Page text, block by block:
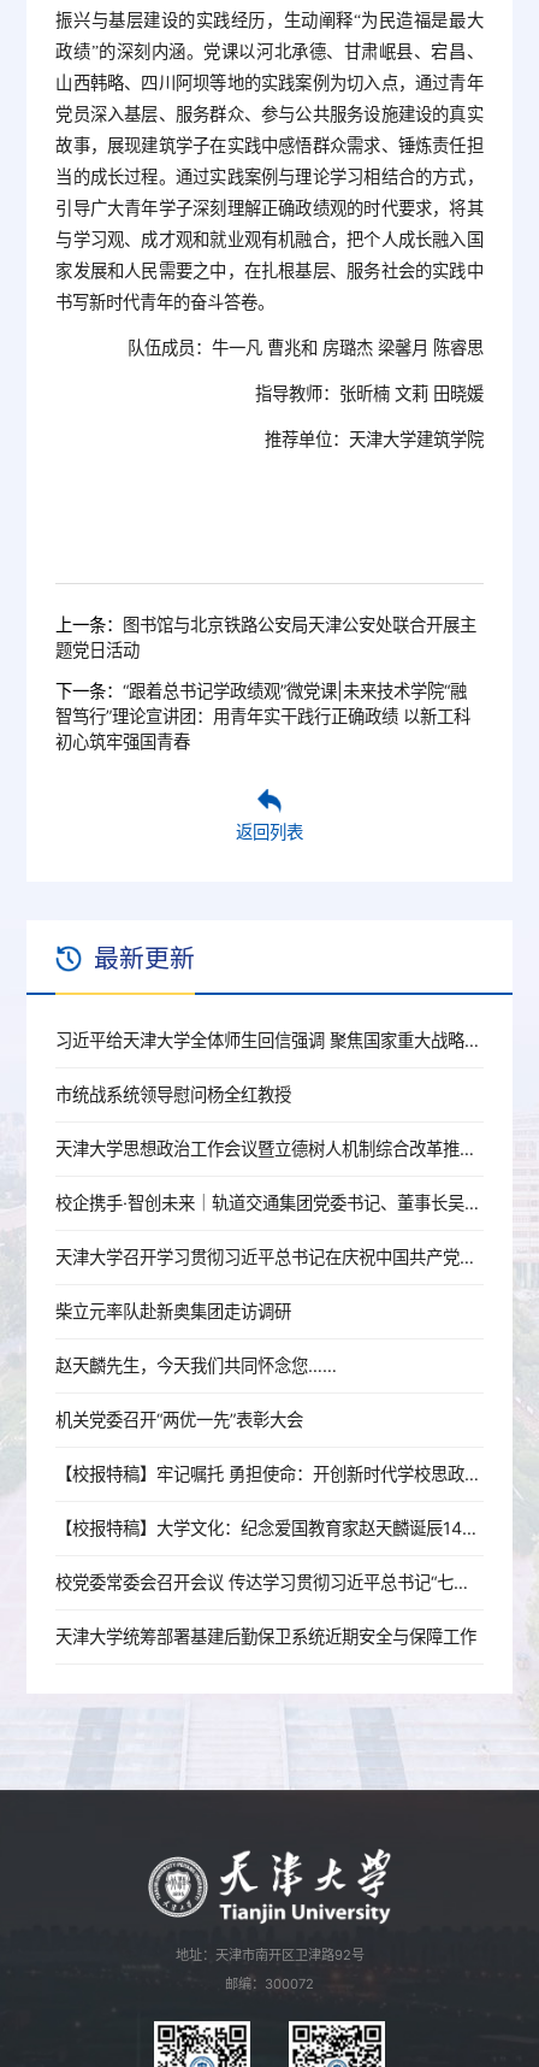
振兴与基层建设的实践经历，生动阐释“为民造福是最大
政绩”的深刻内涵。党课以河北承德、甘肃岷县、宕昌、
山西韩略、四川阿坝等地的实践案例为切入点，通过青年
党员深入基层、服务群众、参与公共服务设施建设的真实
故事，展现建筑学子在实践中感悟群众需求、锤炼责任担
当的成长过程。通过实践案例与理论学习相结合的方式，
引导广大青年学子深刻理解正确政绩观的时代要求，将其
与学习观、成才观和就业观有机融合，把个人成长融入国
家发展和人民需要之中，在扎根基层、服务社会的实践中
书写新时代青年的奋斗答卷。
队伍成员： 牛一凡 曹兆和 房璐杰 梁馨月 陈睿思
指导教师： 张昕楠 文莉 田晓媛
推荐单位： 天津大学建筑学院
上一条： 图书馆与北京铁路公安局天津公安处联合开展主
题党日活动
下一条：“跟着总书记学政绩观”微党课|未来技术学院“融
智笃行”理论宣讲团：用青年实干践行正确政绩 以新工科
初心筑牢强国青春
返回列表
最新更新
习近平给天津大学全体师生回信强调 聚焦国家重大战略需求提高人才培养质量 更好服务经济社会发展
市统战系统领导慰问杨全红教授
天津大学思想政治工作会议暨立德树人机制综合改革推进会召开
校企携手·智创未来｜轨道交通集团党委书记、董事长吴秉军赴天津大学机械工程学院调研交流
天津大学召开学习贯彻习近平总书记在庆祝中国共产党成立105周年大会上的重要讲话精神座谈会
柴立元率队赴新奥集团走访调研
赵天麟先生，今天我们共同怀念您……
机关党委召开“两优一先”表彰大会
【校报特稿】牢记嘱托 勇担使命：开创新时代学校思政工作新局面
【校报特稿】大学文化：纪念爱国教育家赵天麟诞辰140周年座谈会举行
校党委常委会召开会议 传达学习贯彻习近平总书记“七一”重要讲话精神
天津大学统筹部署基建后勤保卫系统近期安全与保障工作
地址：天津市南开区卫津路92号
邮编：300072